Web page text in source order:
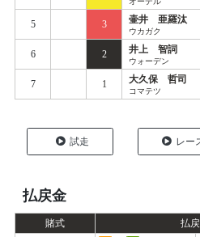
5 3 壷井 亜羅汰
ウカガク
6 2 井上 智詞
ウォーデン
7 1 大久保 哲司
コマテツ
試走 レー
払戻金
賭式 払